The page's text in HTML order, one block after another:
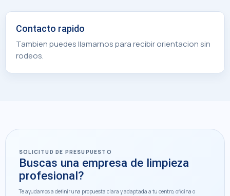
Contacto rapido
Tambien puedes llamarnos para recibir orientacion sin
rodeos.
SOLICITUD DE PRESUPUESTO
Buscas una empresa de limpieza
profesional?
Te ayudamos a definir una propuesta clara y adaptada a tu centro, oficina o